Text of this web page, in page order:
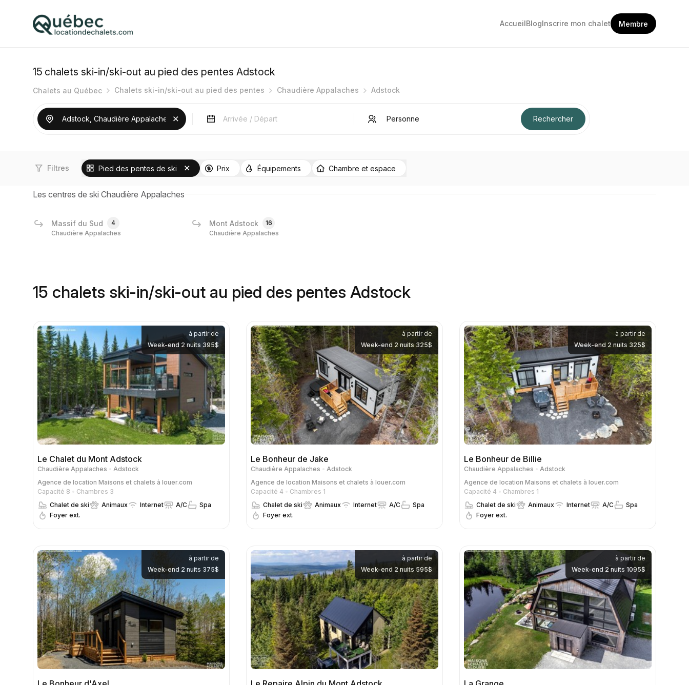
AccueilBlogInscrire mon chalet Membre
15 chalets ski-in/ski-out au pied des pentes Adstock
Chalets au Québec Chalets ski-in/ski-out au pied des pentes Chaudière Appalaches Adstock
Filtres Pied des pentes de ski Prix Équipements Chambre et espace
Les centres de ski Chaudière Appalaches
Massif du Sud
4
Chaudière Appalaches
Mont Adstock
16
Chaudière Appalaches
15 chalets ski-in/ski-out au pied des pentes Adstock
à partir de
Week-end 2 nuits 395$
Le Chalet du Mont Adstock
Chaudière Appalaches
Adstock
Agence de location Maisons et chalets à louer.com
Capacité 8
Chambres 3
Chalet de ski
Animaux Internet A/C
Spa
Foyer ext.
à partir de
Week-end 2 nuits 325$
Le Bonheur de Jake
Chaudière Appalaches
Adstock
Agence de location Maisons et chalets à louer.com
Capacité 4
Chambres 1
Chalet de ski
Animaux Internet A/C
Spa
Foyer ext.
à partir de
Week-end 2 nuits 325$
Le Bonheur de Billie
Chaudière Appalaches
Adstock
Agence de location Maisons et chalets à louer.com
Capacité 4
Chambres 1
Chalet de ski
Animaux Internet A/C
Spa
Foyer ext.
à partir de
Week-end 2 nuits 375$
à partir de
Week-end 2 nuits 595$
à partir de
Week-end 2 nuits 1095$